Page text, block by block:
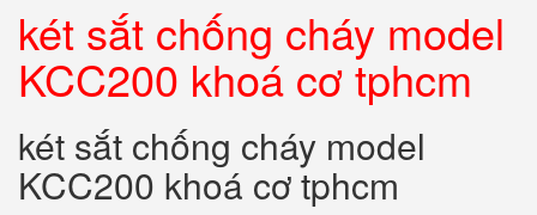
két sắt chống cháy model
KCC200 khoá cơ tphcm
két sắt chống cháy model
KCC200 khoá cơ tphcm